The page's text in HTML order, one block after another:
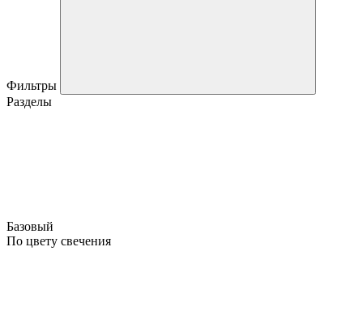
Фильтры
Разделы
Базовый
По цвету свечения